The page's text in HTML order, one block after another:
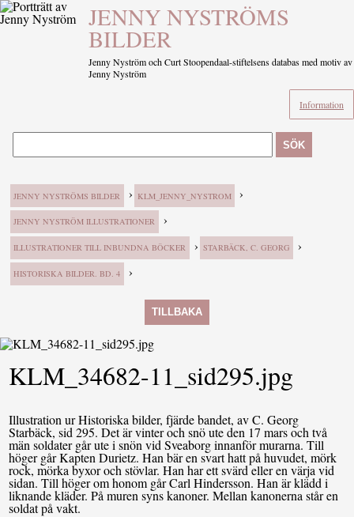
JENNY NYSTRÖMS
BILDER
Jenny Nyström och Curt Stoopendaal-stiftelsens databas med motiv av
Jenny Nyström
Information
SÖK
JENNY NYSTRÖMS BILDER › KLM_JENNY_NYSTROM ›
JENNY NYSTRÖM ILLUSTRATIONER ›
ILLUSTRATIONER TILL INBUNDNA BÖCKER › STARBÄCK, C. GEORG ›
HISTORISKA BILDER. BD. 4 ›
TILLBAKA
KLM_34682-11_sid295.jpg
Illustration ur Historiska bilder, fjärde bandet, av C. Georg
Starbäck, sid 295. Det är vinter och snö ute den 17 mars och två
män soldater går ute i snön vid Sveaborg innanför murarna. Till
höger går Kapten Durietz. Han bär en svart hatt på huvudet, mörk
rock, mörka byxor och stövlar. Han har ett svärd eller en värja vid
sidan. Till höger om honom går Carl Hindersson. Han är klädd i
liknande kläder. På muren syns kanoner. Mellan kanonerna står en
soldat på vakt.